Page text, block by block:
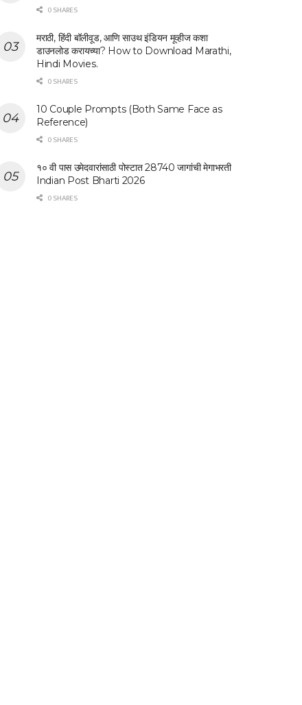
0 SHARES
मराठी, हिंदी बॉलीवूड, आणि साउथ इंडियन मूव्हीज कशा
डाउनलोड करायच्या? How to Download Marathi,
Hindi Movies.
0 SHARES
10 Couple Prompts (Both Same Face as
Reference)
0 SHARES
१० वी पास उमेदवारांसाठी पोस्टात 28740 जागांची मेगाभरती
Indian Post Bharti 2026
0 SHARES